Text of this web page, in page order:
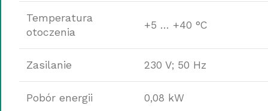
Temperatura
otoczenia
+5 … +40 °C
Zasilanie 230 V; 50 Hz
Pobór energii 0,08 kW